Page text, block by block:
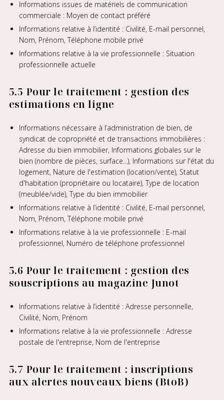
Informations issues de matériels de communication
commerciale : Moyen de contact préféré
Informations relative à l’identité : Civilité, E-mail personnel,
Nom, Prénom, Téléphone mobile privé
Informations relative à la vie professionnelle : Situation
professionnelle actuelle
5.5 Pour le traitement : gestion des
estimations en ligne
Informations nécessaire à l’administration de bien, de
syndicat de copropriété et de transactions immobilières :
Adresse du bien immobilier, Informations globales sur le
bien (nombre de pièces, surface...), Informations sur l'état du
logement, Nature de l'estimation (location/vente), Statut
d'habitation (propriétaire ou locataire), Type de location
(meublée/vide), Type du bien immobilier
Informations relative à l’identité : Civilité, E-mail personnel,
Nom, Prénom, Téléphone mobile privé
Informations relative à la vie professionnelle : E-mail
professionnel, Numéro de téléphone professionnel
5.6 Pour le traitement : gestion des
souscriptions au magazine Junot
Informations relative à l’identité : Adresse personnelle,
Civilité, Nom, Prénom
Informations relative à la vie professionnelle : Adresse
postale de l'entreprise, Nom de l'entreprise
5.7 Pour le traitement : inscriptions
aux alertes nouveaux biens (BtoB)